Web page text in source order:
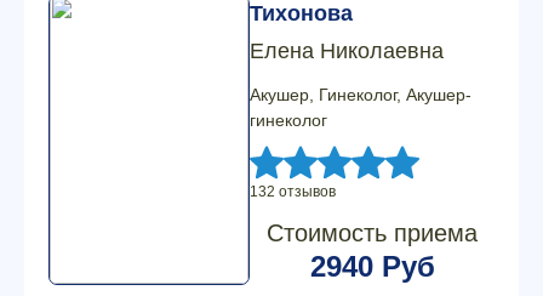
Тихонова
Елена Николаевна
Акушер, Гинеколог, Акушер-
гинеколог
132 отзывов
Стоимость приема
2940 Руб